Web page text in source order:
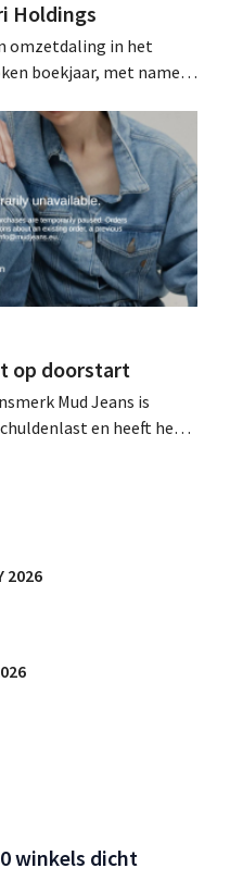
Holdings
omzetdaling in het
boekjaar, met name
van Jimmy Choo.
op doorstart
Mud Jeans is
en heeft het
2026
winkels dicht